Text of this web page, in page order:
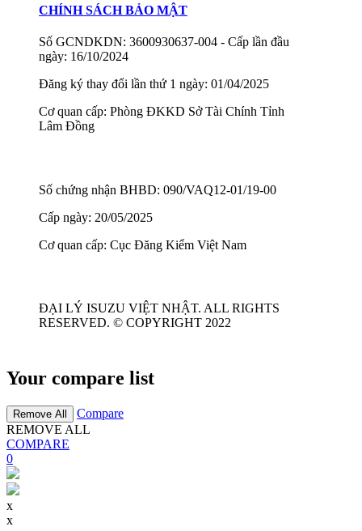
CHÍNH SÁCH BẢO MẬT
Số GCNDKDN: 3600930637-004 - Cấp lần đầu
ngày: 16/10/2024
Đăng ký thay đổi lần thứ 1 ngày: 01/04/2025
Cơ quan cấp: Phòng ĐKKD Sở Tài Chính Tỉnh
Lâm Đồng
Số chứng nhận BHBD: 090/VAQ12-01/19-00
Cấp ngày: 20/05/2025
Cơ quan cấp: Cục Đăng Kiểm Việt Nam
ĐẠI LÝ ISUZU VIỆT NHẬT. ALL RIGHTS
RESERVED. © COPYRIGHT 2022
Your compare list
Remove All
Compare
REMOVE ALL
COMPARE
0
x
x